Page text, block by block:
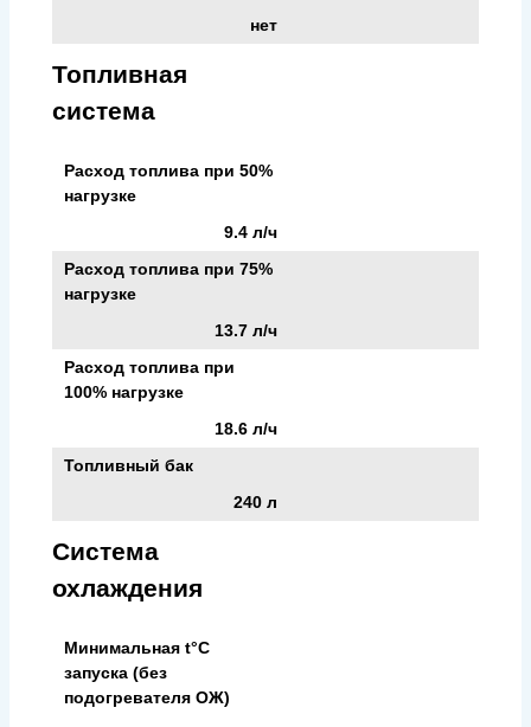
нет
Топливная
система
Расход топлива при 50%
нагрузке
9.4 л/ч
Расход топлива при 75%
нагрузке
13.7 л/ч
Расход топлива при
100% нагрузке
18.6 л/ч
Топливный бак
240 л
Система
охлаждения
Минимальная t°С
запуска (без
подогревателя ОЖ)